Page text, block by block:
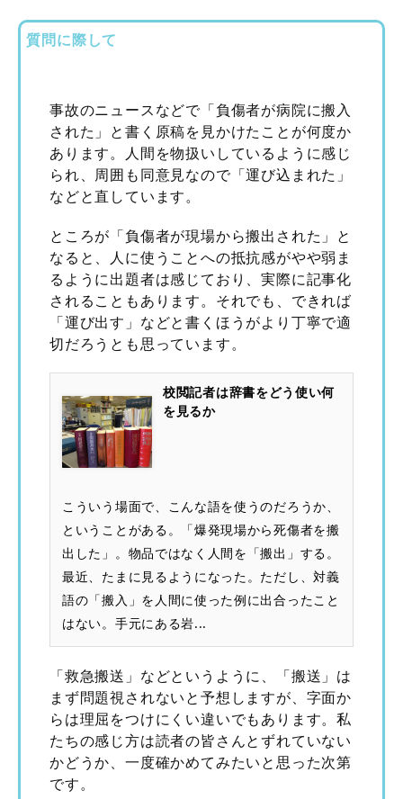
質問に際して
事故のニュースなどで「負傷者が病院に搬入
された」と書く原稿を見かけたことが何度か
あります。人間を物扱いしているように感じ
られ、周囲も同意見なので「運び込まれた」
などと直しています。
ところが「負傷者が現場から搬出された」と
なると、人に使うことへの抵抗感がやや弱ま
るように出題者は感じており、実際に記事化
されることもあります。それでも、できれば
「運び出す」などと書くほうがより丁寧で適
切だろうとも思っています。
校閲記者は辞書をどう使い何
を見るか
こういう場面で、こんな語を使うのだろうか、
ということがある。「爆発現場から死傷者を搬
出した」。物品ではなく人間を「搬出」する。
最近、たまに見るようになった。ただし、対義
語の「搬入」を人間に使った例に出合ったこと
はない。手元にある岩...
「救急搬送」などというように、「搬送」は
まず問題視されないと予想しますが、字面か
らは理屈をつけにくい違いでもあります。私
たちの感じ方は読者の皆さんとずれていない
かどうか、一度確かめてみたいと思った次第
です。